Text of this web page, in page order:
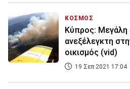
ΚΟΣΜΟΣ
Κύπρος: Μεγάλη
ανεξέλεγκτη
οικισμός (vid)
19 Σεπ 2021 17:04